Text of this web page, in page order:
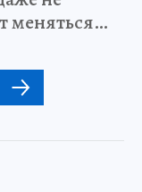
меняться…